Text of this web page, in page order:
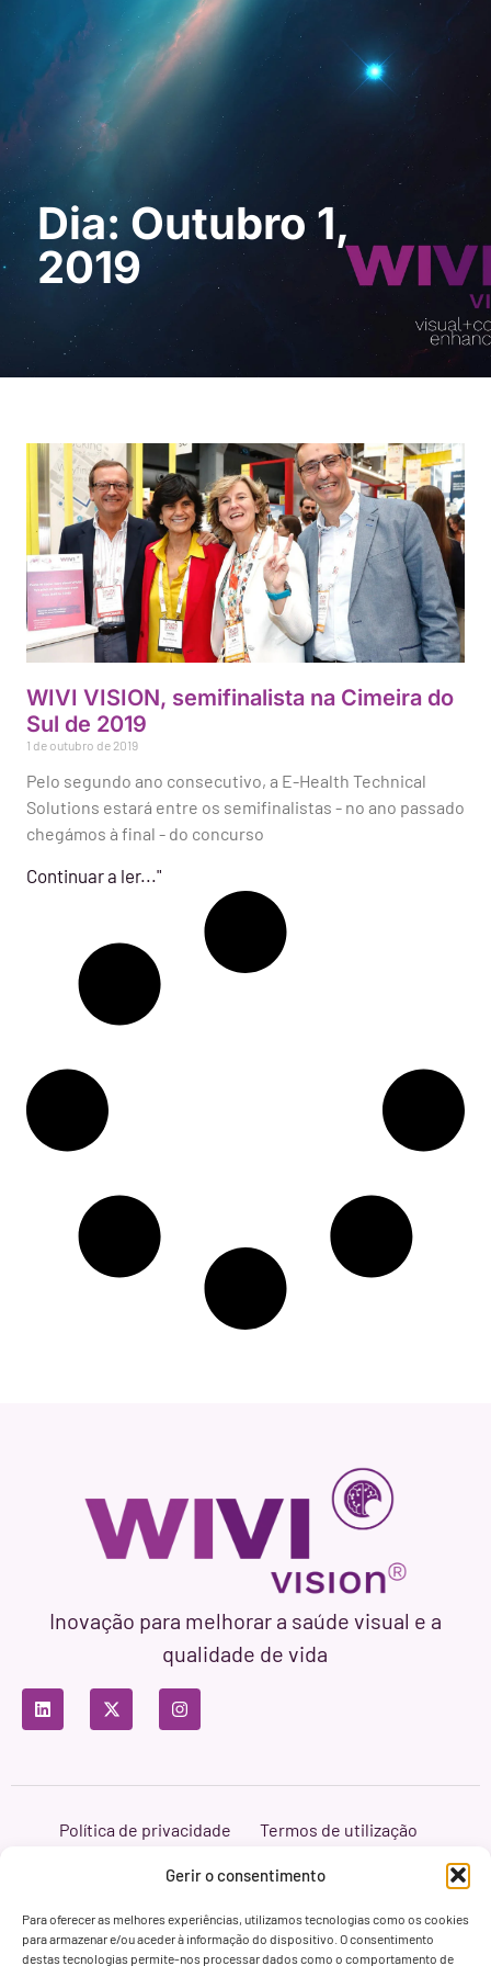
Gerir o consentimento
Para oferecer as melhores experiências, utilizamos tecnologias como os cookies
para armazenar e/ou aceder à informação do dispositivo. O consentimento
destas tecnologias permite-nos processar dados como o comportamento de
demonstração
Dia: Outubro 1,
2019
WIVI VISION, semifinalista na Cimeira do
Sul de 2019
1 de outubro de 2019
Pelo segundo ano consecutivo, a E-Health Technical
Solutions estará entre os semifinalistas - no ano passado
chegámos à final - do concurso
Continuar a ler..."
Inovação para melhorar a saúde visual e a
qualidade de vida
Política de privacidade
Termos de utilização
Branding & Web ASH Proyectos Creativos